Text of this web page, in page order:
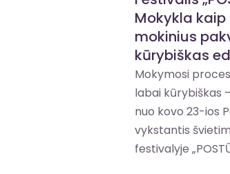
Mokykla kaip
mokinius
kūrybiškas
Mokymosi
labai kūrybiškas
nuo kovo 23-ios
vykstantis
festivalyje